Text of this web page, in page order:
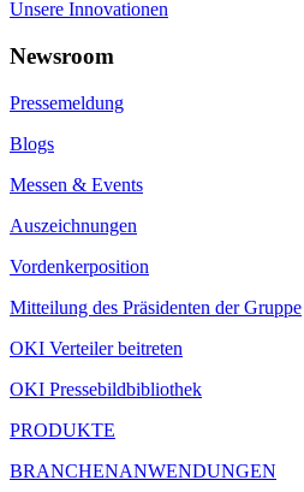
Unsere Innovationen
Newsroom
Pressemeldung
Blogs
Messen & Events
Auszeichnungen
Vordenkerposition
Mitteilung des Präsidenten der Gruppe
OKI Verteiler beitreten
OKI Pressebildbibliothek
PRODUKTE
BRANCHENANWENDUNGEN